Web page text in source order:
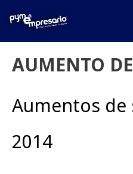
AUMENTO
Aumentos de
2014